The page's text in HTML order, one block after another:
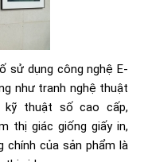
sử dụng công nghệ E-
như tranh nghệ thuật
kỹ thuật số cao cấp,
thị giác giống giấy in,
chính của sản phẩm là